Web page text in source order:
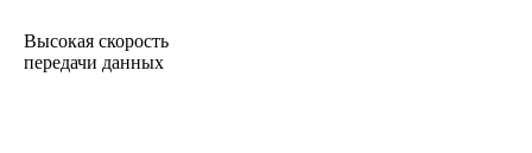
Высокая скорость
передачи данных